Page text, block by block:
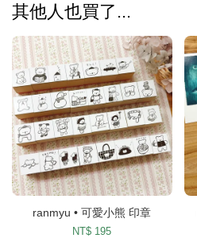
其他人也買了...
ranmyu • 可愛小熊 印章
NT$ 195